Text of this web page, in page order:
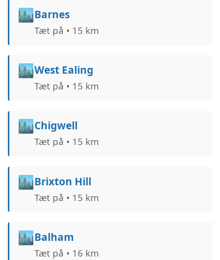
🏙️Barnes
Tæt på • 15 km
🏙️West Ealing
Tæt på • 15 km
🏙️Chigwell
Tæt på • 15 km
🏙️Brixton Hill
Tæt på • 15 km
🏙️Balham
Tæt på • 16 km